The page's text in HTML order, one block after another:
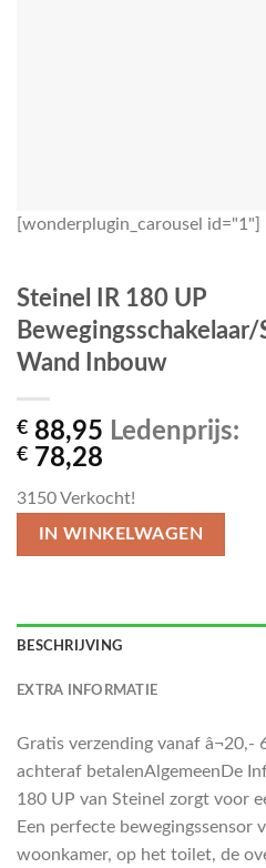
[wonderplugin_carousel id="1"]
Steinel IR 180 UP
Wand Inbouw
€ 88,95 Ledenprijs:
€ 78,28
3150Verkocht!
IN WINKELWAGEN
BESCHRIJVING
EXTRA INFORMATIE
Gratis verzending vanaf â¬20,-
achteraf betalenAlgemeenDe
180 UP van Steinel zorgt voor
Een perfecte bewegingssensor
woonkamer, op het toilet, de